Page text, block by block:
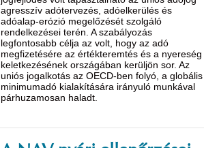
agresszív adótervezés, adóelkerülés és
adóalap-erózió megelőzését szolgáló
rendelkezései terén. A szabályozás
legfontosabb célja az volt, hogy az adó
megfizetésére az értékteremtés és a nyereség
keletkezésének országában kerüljön sor. Az
uniós jogalkotás az OECD-ben folyó, a globális
minimumadó kialakítására irányuló munkával
párhuzamosan haladt.